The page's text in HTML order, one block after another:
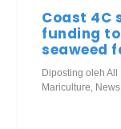
Coast 4C
funding
seaweed
Diposting olehAll
Mariculture News